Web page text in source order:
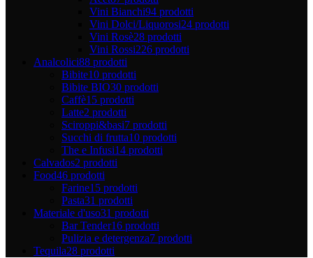
Vini Bianchi94 prodotti
Vini Dolci/Liquorosi24 prodotti
Vini Rosè28 prodotti
Vini Rossi226 prodotti
Analcolici88 prodotti
Bibite10 prodotti
Bibite BIO30 prodotti
Caffè15 prodotti
Latte2 prodotti
Sciroppi&basi7 prodotti
Succhi di frutta10 prodotti
The e Infusi14 prodotti
Calvados2 prodotti
Food46 prodotti
Farine15 prodotti
Pasta31 prodotti
Materiale d'uso31 prodotti
Bar Tender16 prodotti
Pulizia e detergenza7 prodotti
Tequila28 prodotti